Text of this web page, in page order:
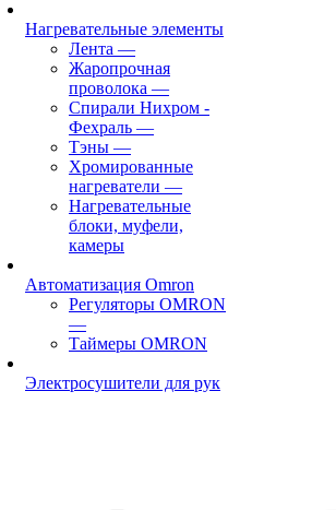
Нагревательные элементы
Лента —
Жаропрочная
проволока —
Спирали Нихром -
Фехраль —
Тэны —
Хромированные
нагреватели —
Нагревательные
блоки, муфели,
камеры
Автоматизация Omron
Регуляторы OMRON
—
Таймеры OMRON
Электросушители для рук